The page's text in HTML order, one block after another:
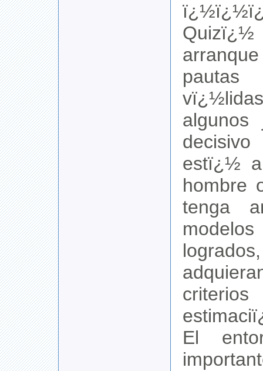
algunos
estï¿½
hombre
tenga
El